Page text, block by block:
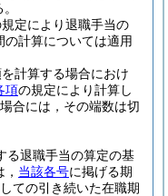
定により退職手当の
計算については適用
計算する場合におけ
項の規定により計算し
合には，その端数は切
る退職手当の算定の基
当該各号に掲げる期
ての引き続いた在職期